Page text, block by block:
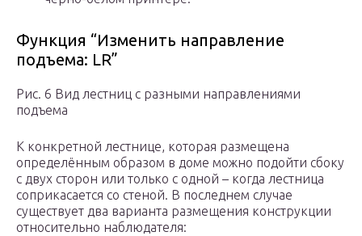
Функция “Изменить направление
подъема: LR”
Рис. 6 Вид лестниц с разными направлениями
подъема
К конкретной лестнице, которая размещена
определённым образом в доме можно подойти сбоку
с двух сторон или только с одной – когда лестница
соприкасается со стеной. В последнем случае
существует два варианта размещения конструкции
относительно наблюдателя: